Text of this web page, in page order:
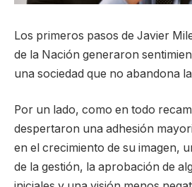
Los primeros pasos de Javier
de la Nación generaron
una sociedad que no abandona
Por un lado, como en todo
despertaron una adhesión
en el crecimiento de su imagen,
de la gestión, la aprobación de